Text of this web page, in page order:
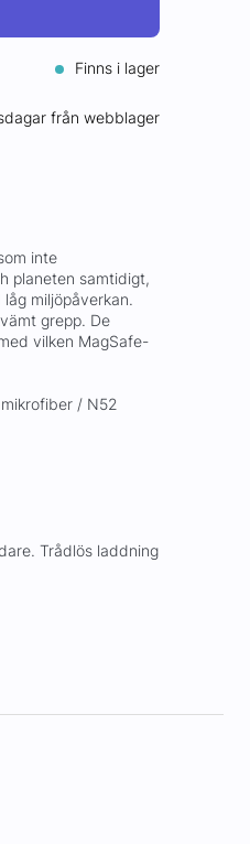
Finns i lager
från webblager
inte
planeten samtidigt,
miljöpåverkan.
grepp. De
vilken MagSafe-
/ N52
Trådlös laddning